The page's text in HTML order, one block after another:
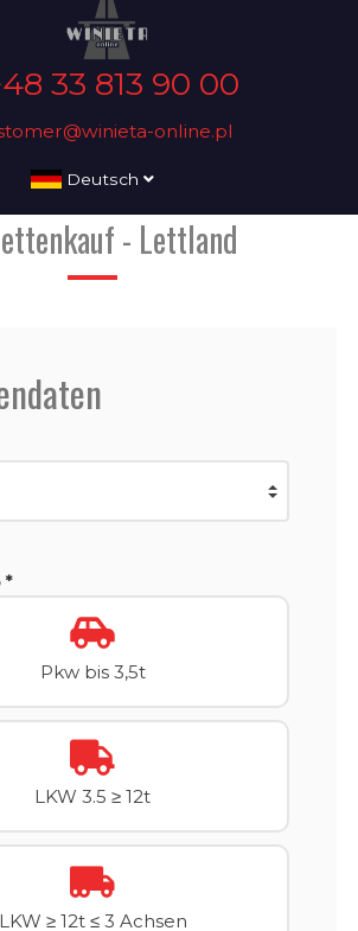
33 813 90 00
online.pl
Deutsch
- Lettland
*
Pkw bis 3,5t
LKW 3.5 ≥ 12t
LKW ≥ 12t ≤ 3 Achsen